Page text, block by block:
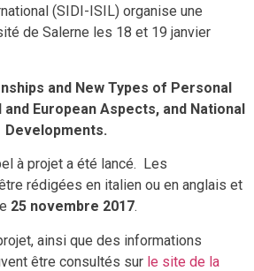
(SIDI-ISIL) organise une
de Salerne les 18 et 19 janvier
and New Types of Personal
European Aspects, and National
Developments.
à projet a été lancé. Les
rédigées en italien ou en anglais et
25 novembre 2017.
ainsi que des informations
être consultés sur le site de la